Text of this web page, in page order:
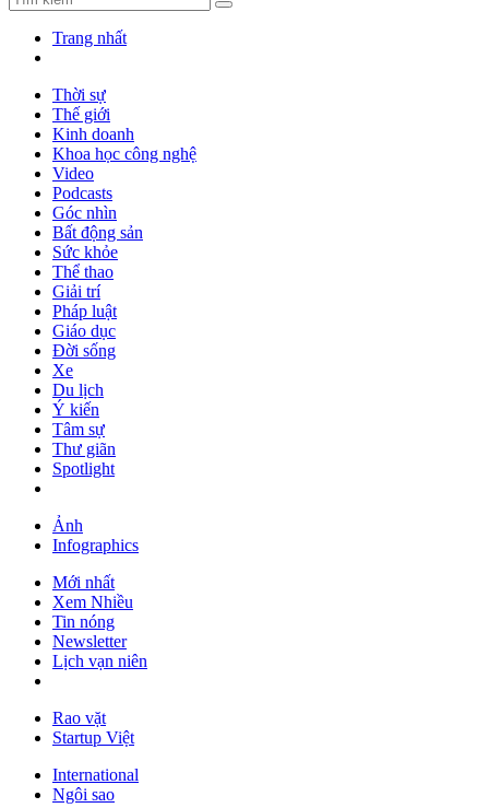
Trang nhất
Thời sự
Thế giới
Kinh doanh
Khoa học công nghệ
Video
Podcasts
Góc nhìn
Bất động sản
Sức khỏe
Thể thao
Giải trí
Pháp luật
Giáo dục
Đời sống
Xe
Du lịch
Ý kiến
Tâm sự
Thư giãn
Spotlight
Ảnh
Infographics
Mới nhất
Xem Nhiều
Tin nóng
Newsletter
Lịch vạn niên
Rao vặt
Startup Việt
International
Ngôi sao